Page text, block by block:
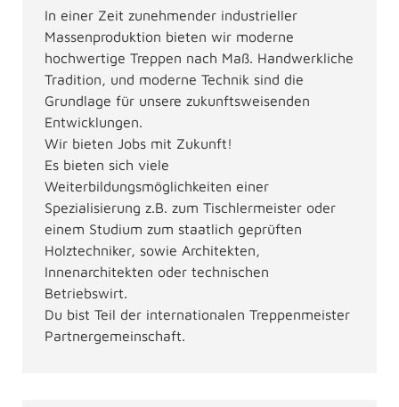
In einer Zeit zunehmender industrieller
Massenproduktion bieten wir moderne
hochwertige Treppen nach Maß. Handwerkliche
Tradition, und moderne Technik sind die
Grundlage für unsere zukunftsweisenden
Entwicklungen.
Wir bieten Jobs mit Zukunft!
Es bieten sich viele
Weiterbildungsmöglichkeiten einer
Spezialisierung z.B. zum Tischlermeister oder
einem Studium zum staatlich geprüften
Holztechniker, sowie Architekten,
Innenarchitekten oder technischen
Betriebswirt.
Du bist Teil der internationalen Treppenmeister
Partnergemeinschaft.